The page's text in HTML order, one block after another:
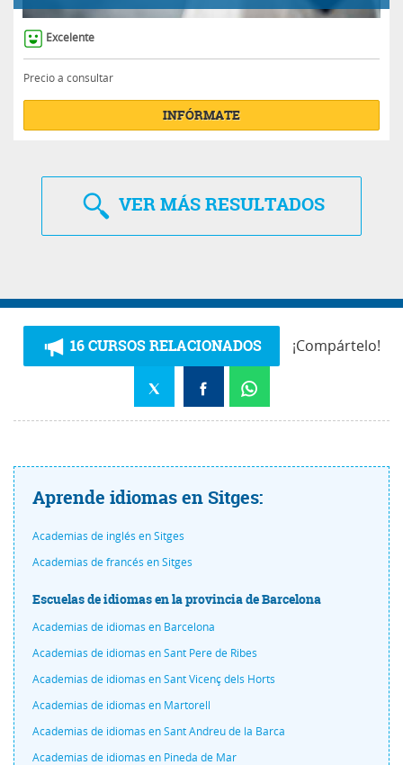
Excelente
Precio a consultar
INFÓRMATE
VERMÁS RESULTADOS
16 CURSOS RELACIONADOS ¡Compártelo!
Aprende idiomas en Sitges:
Academias de inglés en Sitges
Academias de francés en Sitges
Escuelas de idiomas en la provincia de Barcelona
Academias de idiomas en Barcelona
Academias de idiomas en Sant Pere de Ribes
Academias de idiomas en Sant Vicenç dels Horts
Academias de idiomas en Martorell
Academias de idiomas en Sant Andreu de la Barca
Academias de idiomas en Pineda de Mar